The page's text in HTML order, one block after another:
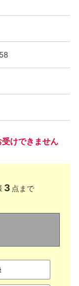
けできません
3 点まで